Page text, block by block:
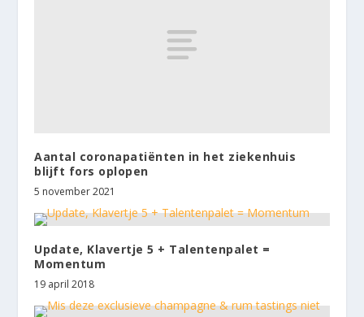
Aantal coronapatiënten in het ziekenhuis
blijft fors oplopen
5 november 2021
Update, Klavertje 5 + Talentenpalet =
Momentum
19 april 2018